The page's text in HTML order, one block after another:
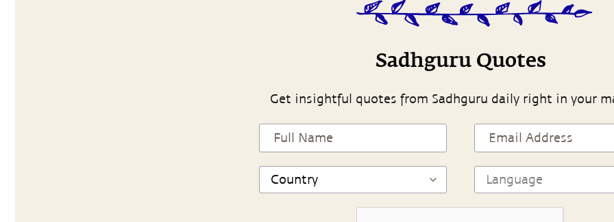
Sadhguru Quotes
Get insightful quotes from Sadhguru daily right in your